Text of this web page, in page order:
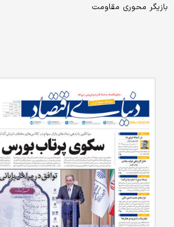
بازیگر محوری مقاومت